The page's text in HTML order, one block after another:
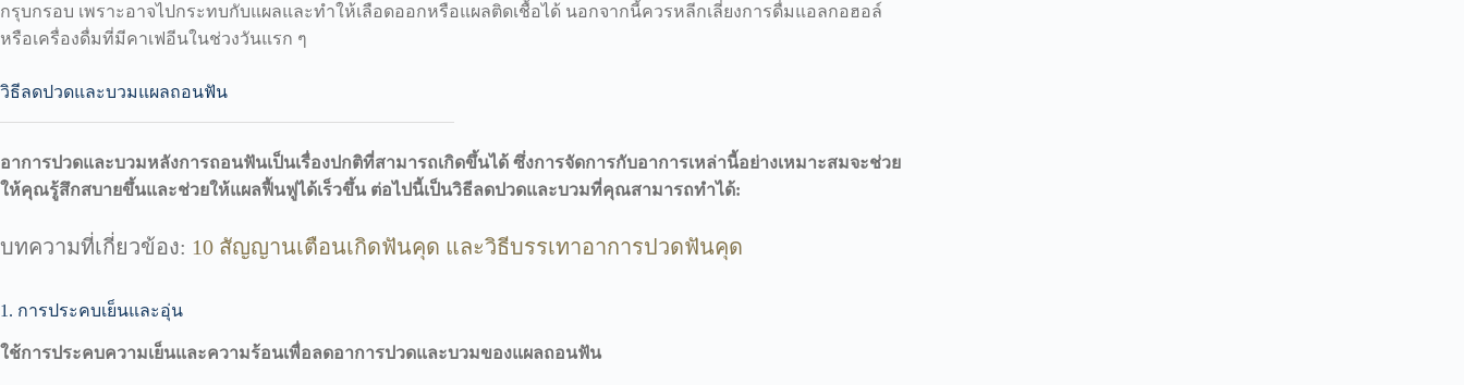
กรุบกรอบ เพราะอาจไปกระทบกับแผลและทำให้เลือดออกหรือแผลติดเชื้อได้ นอกจากนี้ควรหลีกเลี่ยงการดื่มแอลกอฮอล์
หรือเครื่องดื่มที่มีคาเฟอีนในช่วงวันแรก ๆ
วิธีลดปวดและบวมแผลถอนฟัน
อาการปวดและบวมหลังการถอนฟันเป็นเรื่องปกติที่สามารถเกิดขึ้นได้ ซึ่งการจัดการกับอาการเหล่านี้อย่างเหมาะสมจะช่วย
ให้คุณรู้สึกสบายขึ้นและช่วยให้แผลฟื้นฟูได้เร็วขึ้น ต่อไปนี้เป็นวิธีลดปวดและบวมที่คุณสามารถทำได้:
บทความที่เกี่ยวข้อง: 10 สัญญานเตือนเกิดฟันคุด และวิธีบรรเทาอาการปวดฟันคุด
1. การประคบเย็นและอุ่น
ใช้การประคบความเย็นและความร้อนเพื่อลดอาการปวดและบวมของแผลถอนฟัน